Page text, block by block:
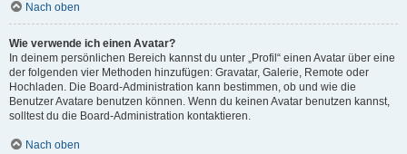
Nach oben
Wie verwende ich einen Avatar?
In deinem persönlichen Bereich kannst du unter „Profil“ einen Avatar über eine
der folgenden vier Methoden hinzufügen: Gravatar, Galerie, Remote oder
Hochladen. Die Board-Administration kann bestimmen, ob und wie die
Benutzer Avatare benutzen können. Wenn du keinen Avatar benutzen kannst,
solltest du die Board-Administration kontaktieren.
Nach oben